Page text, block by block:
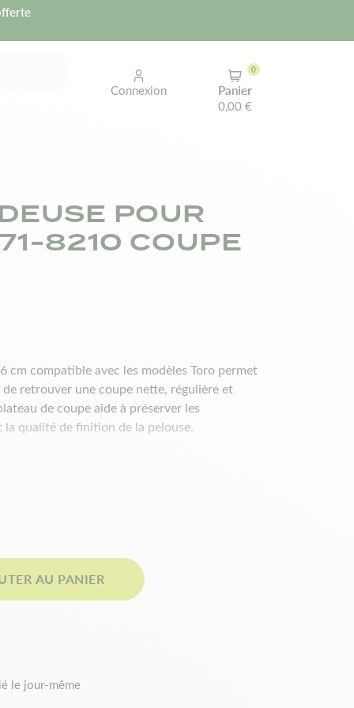
Connexion
Panier
0,00 €
0
POUR
8210 COUPE
cm compatible avec les modèles Toro permet
retrouver une coupe nette, régulière et
de coupe aide à préserver les
qualité de finition de la pelouse.
techniques
une finition propre de la pelouse.
AU PANIER
le jour-même